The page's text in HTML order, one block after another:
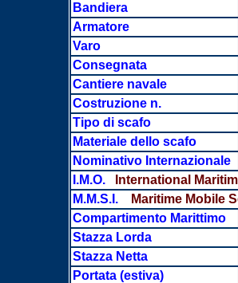
Bandiera
Armatore
Varo
Consegnata
Cantiere navale
Costruzione n.
Tipo di scafo
Materiale dello scafo
Nominativo Internazionale
I.M.O.
International
M.M.S.I.
Maritime Mobile
Compartimento Marittimo
Stazza Lorda
Stazza Netta
Portata(estiva)